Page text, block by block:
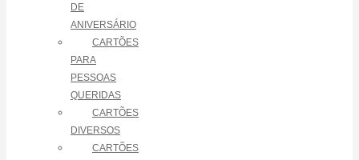
DE
ANIVERSÁRIO
CARTÕES
PARA
PESSOAS
QUERIDAS
CARTÕES
DIVERSOS
CARTÕES